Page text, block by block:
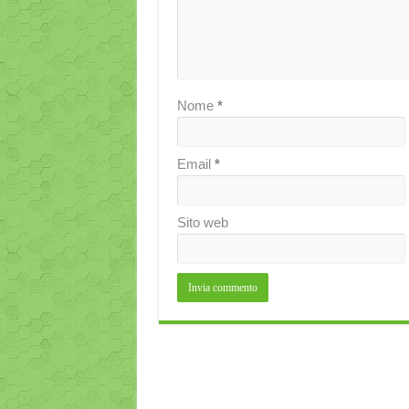
Nome *
Email *
Sito web